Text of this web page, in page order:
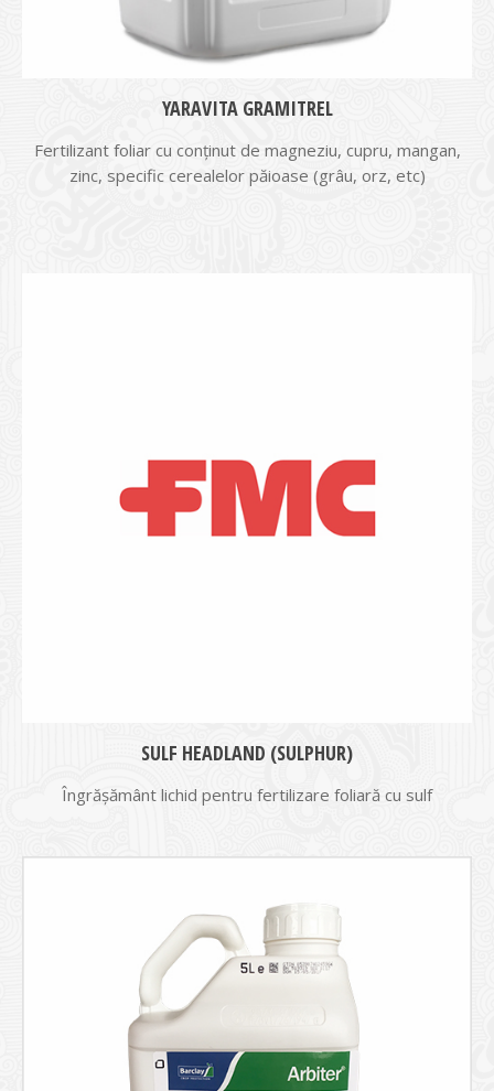
YARAVITA GRAMITREL
Fertilizant foliar cu conţinut de magneziu, cupru, mangan,
zinc, specific cerealelor păioase (grâu, orz, etc)
SULF HEADLAND (SULPHUR)
Îngrăşământ lichid pentru fertilizare foliară cu sulf